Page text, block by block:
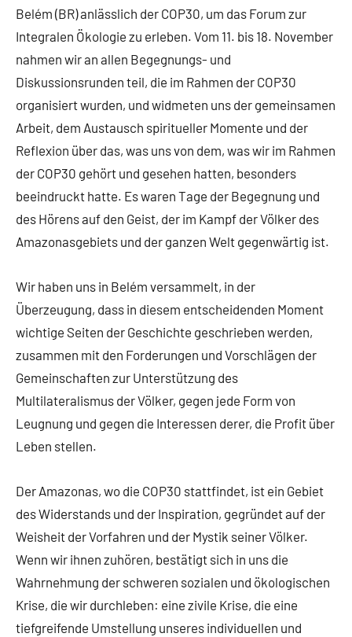
Belém (BR) anlässlich der COP30, um das Forum zur
Integralen Ökologie zu erleben. Vom 11. bis 18. November
nahmen wir an allen Begegnungs- und
Diskussionsrunden teil, die im Rahmen der COP30
organisiert wurden, und widmeten uns der gemeinsamen
Arbeit, dem Austausch spiritueller Momente und der
Reflexion über das, was uns von dem, was wir im Rahmen
der COP30 gehört und gesehen hatten, besonders
beeindruckt hatte. Es waren Tage der Begegnung und
des Hörens auf den Geist, der im Kampf der Völker des
Amazonasgebiets und der ganzen Welt gegenwärtig ist.
Wir haben uns in Belém versammelt, in der
Überzeugung, dass in diesem entscheidenden Moment
wichtige Seiten der Geschichte geschrieben werden,
zusammen mit den Forderungen und Vorschlägen der
Gemeinschaften zur Unterstützung des
Multilateralismus der Völker, gegen jede Form von
Leugnung und gegen die Interessen derer, die Profit über
Leben stellen.
Der Amazonas, wo die COP30 stattfindet, ist ein Gebiet
des Widerstands und der Inspiration, gegründet auf der
Weisheit der Vorfahren und der Mystik seiner Völker.
Wenn wir ihnen zuhören, bestätigt sich in uns die
Wahrnehmung der schweren sozialen und ökologischen
Krise, die wir durchleben: eine zivile Krise, die eine
tiefgreifende Umstellung unseres individuellen und